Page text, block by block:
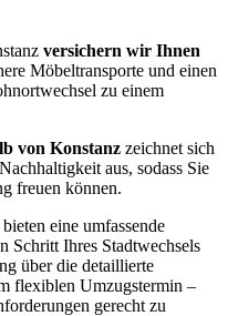
versichern wir Ihnen
Möbeltransporte und einen
zu einem
von Konstanz zeichnet sich
aus, sodass Sie
freuen können.
eine umfassende
Schritt Ihres Stadtwechsels
über die detaillierte
flexiblen Umzugstermin –
gerecht zu